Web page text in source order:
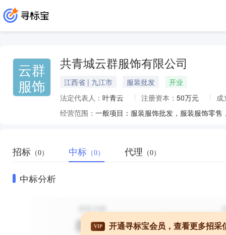
云群
服饰
共青城云群服饰有限公司
江西省 | 九江市 服装批发
开业
法定代表人： 叶青云 注册资本： 50万元
成
经营范围： 一般项目：服装服饰批发，服装服饰零
招标 （0） 中标 （0） 代理 （0）
中标分析
VIP 开通寻标宝会员，查看更多招采